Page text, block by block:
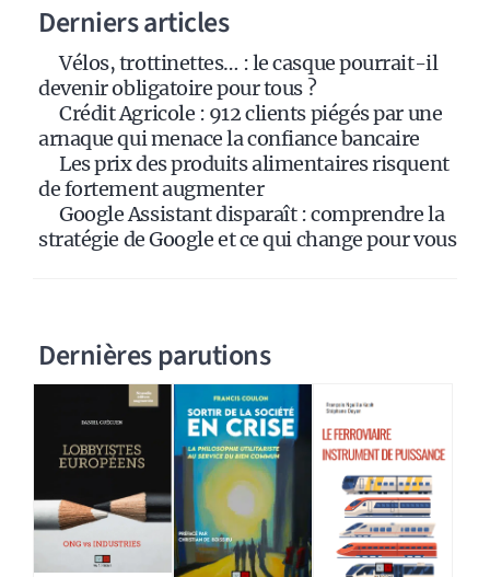
Derniers articles
Vélos, trottinettes… : le casque pourrait-il
devenir obligatoire pour tous ?
Crédit Agricole : 912 clients piégés par une
arnaque qui menace la confiance bancaire
Les prix des produits alimentaires risquent
de fortement augmenter
Google Assistant disparaît : comprendre la
stratégie de Google et ce qui change pour vous
Dernières parutions